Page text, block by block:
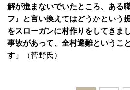
解が進まないでいたところ、ある
フ』と言い換えてはどうかという
をスローガンに村作りをしてきま
事故があって、全村避難というこ
す」
（菅野氏）